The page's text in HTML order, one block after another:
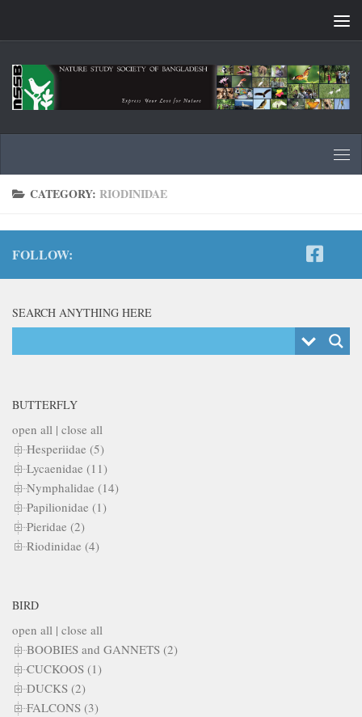
CATEGORY: RIODINIDAE
FOLLOW:
SEARCH ANYTHING HERE
BUTTERFLY
open all | close all
Hesperiidae (5)
Lycaenidae (11)
Nymphalidae (14)
Papilionidae (1)
Pieridae (2)
Riodinidae (4)
BIRD
open all | close all
BOOBIES and GANNETS (2)
CUCKOOS (1)
DUCKS (2)
FALCONS (3)